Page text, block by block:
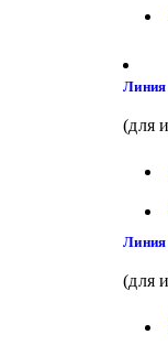
(для
(для